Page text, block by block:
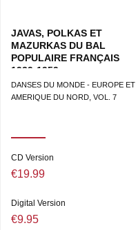
JAVAS, POLKAS ET
MAZURKAS DU BAL
POPULAIRE FRANÇAIS
1939-1959
DANSES DU MONDE - EUROPE ET
AMERIQUE DU NORD, VOL. 7
CD Version
€19.99
Digital Version
€9.95